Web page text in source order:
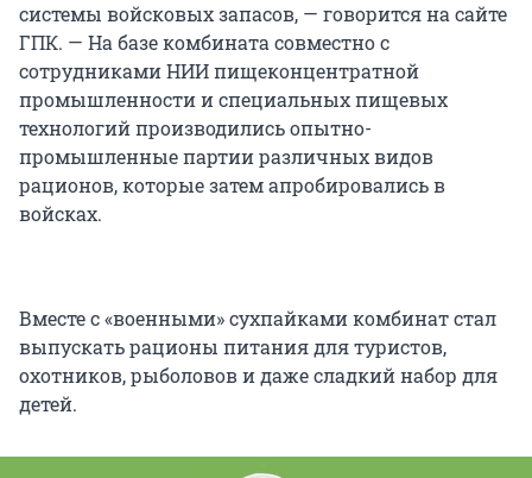
системы войсковых запасов, — говорится на сайте
ГПК. — На базе комбината совместно с
сотрудниками НИИ пищеконцентратной
промышленности и специальных пищевых
технологий производились опытно-
промышленные партии различных видов
рационов, которые затем апробировались в
войсках.
Вместе с «военными» сухпайками комбинат стал
выпускать рационы питания для туристов,
охотников, рыболовов и даже сладкий набор для
детей.